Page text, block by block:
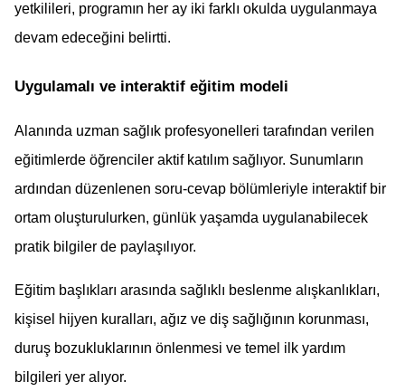
yetkilileri, programın her ay iki farklı okulda uygulanmaya
devam edeceğini belirtti.
Uygulamalı ve interaktif eğitim modeli
Alanında uzman sağlık profesyonelleri tarafından verilen
eğitimlerde öğrenciler aktif katılım sağlıyor. Sunumların
ardından düzenlenen soru-cevap bölümleriyle interaktif bir
ortam oluşturulurken, günlük yaşamda uygulanabilecek
pratik bilgiler de paylaşılıyor.
Eğitim başlıkları arasında sağlıklı beslenme alışkanlıkları,
kişisel hijyen kuralları, ağız ve diş sağlığının korunması,
duruş bozukluklarının önlenmesi ve temel ilk yardım
bilgileri yer alıyor.